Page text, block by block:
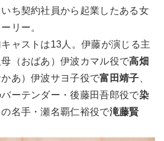
ち契約社員から起業したある女
リー。
ャストは13人。伊藤が演じる主
（おばあ）伊波カマル役で高畑
かあ）伊波サヨ子役で富田靖子
ーテンダー・後藤田吾郎役で染
名手・瀬名覇仁裕役で滝藤賢